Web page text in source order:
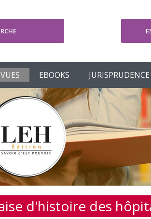
EBOOKS JURISPRUDENCE
d'histoire des